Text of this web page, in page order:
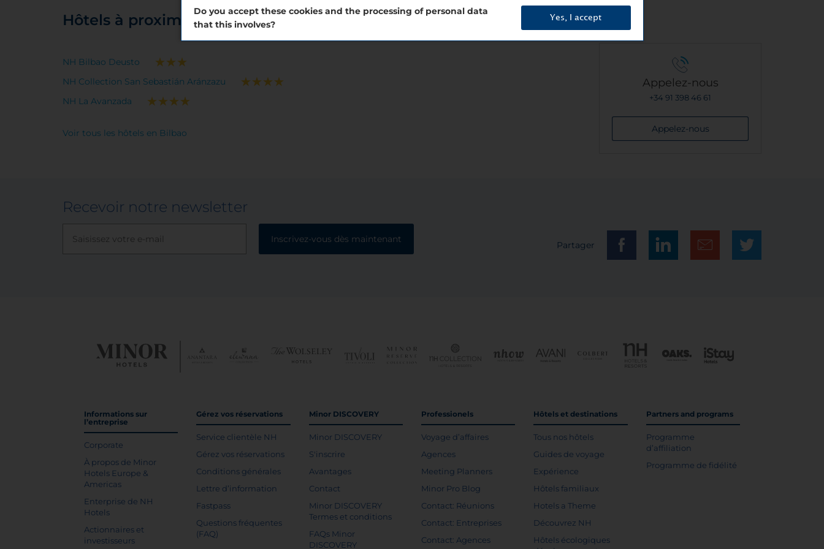
Hôtels à proximité
NH Bilbao Deusto
NH Collection San Sebastián Aránzazu
NH La Avanzada
Voir tous les hôtels en Bilbao
Appelez-nous
+34 91 398 46 61
Appelez-nous
Recevoir notre newsletter
Inscrivez-vous dès maintenant
Partager
Informations sur
l’entreprise
Corporate
À propos de Minor
Hotels Europe &
Americas
Enterprise de NH
Hotels
Actionnaires et
investisseurs
Gérez vos réservations
Service clientèle NH
Gérez vos réservations
Conditions générales
Lettre d’information
Fastpass
Questions fréquentes
(FAQ)
Minor DISCOVERY
Minor DISCOVERY
S'inscrire
Avantages
Contact
Minor DISCOVERY
Termes et conditions
FAQs Minor
DISCOVERY
Professionels
Voyage d’affaires
Agences
Meeting Planners
Minor Pro Blog
Contact: Réunions
Contact: Entreprises
Contact: Agences
Hôtels et destinations
Tous nos hôtels
Guides de voyage
Expérience
Hôtels familiaux
Hotels a Theme
Découvrez NH
Hôtels écologiques
Partners and programs
Programme
d’affiliation
Programme de fidélité
Do you accept these cookies and the processing of personal data
that this involves?
Yes, I accept